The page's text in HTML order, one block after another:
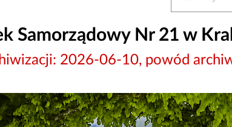
Samorządowy Nr 21 w
2026-06-10, powód